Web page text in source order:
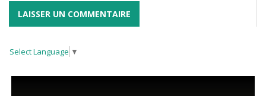
Select Language ▼